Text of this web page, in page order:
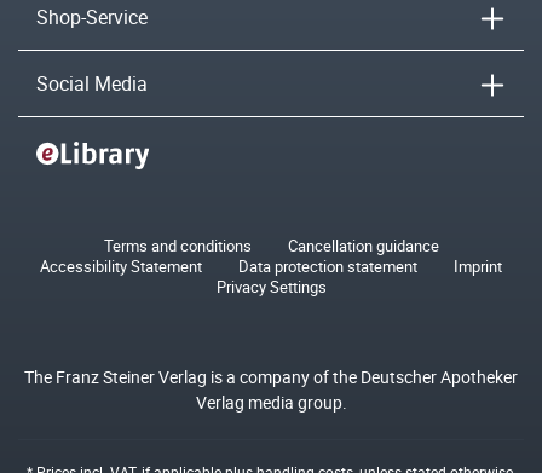
Shop-Service
Social Media
Terms and conditions
Cancellation guidance
Accessibility Statement
Data protection statement
Imprint
Privacy Settings
The Franz Steiner Verlag is a company of the Deutscher Apotheker
Verlag media group.